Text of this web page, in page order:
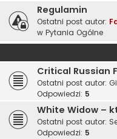
Regulamin
Ostatni post autor:
w Pytania Ogólne
Critical Russian
Ostatni post autor:
Odpowiedzi: 5
White Widow –
Ostatni post autor:
Odpowiedzi: 5